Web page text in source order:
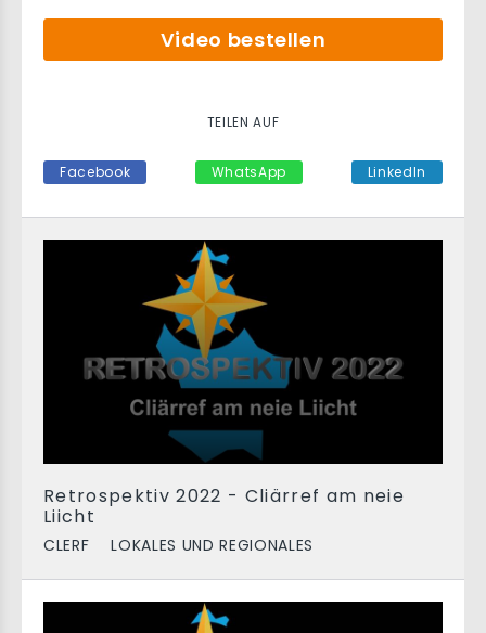
Retrospektiv 2022 - Cliärref am neie
Liicht
CLERF LOKALES UND REGIONALES
Video bestellen
TEILEN AUF
Facebook WhatsApp LinkedIn